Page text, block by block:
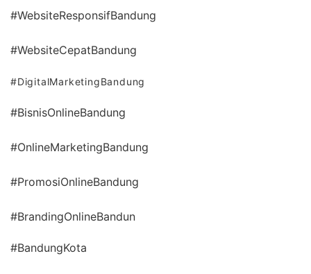
#WebsiteResponsifBandung
#WebsiteCepatBandung
#DigitalMarketingBandung
#BisnisOnlineBandung
#OnlineMarketingBandung
#PromosiOnlineBandung
#BrandingOnlineBandun
#BandungKota